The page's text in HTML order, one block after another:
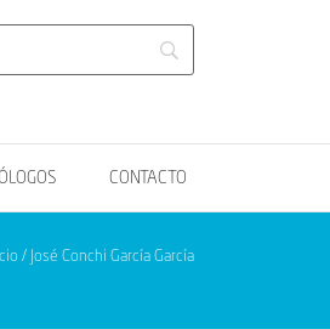
CONTACTO
/ José Conchi García García